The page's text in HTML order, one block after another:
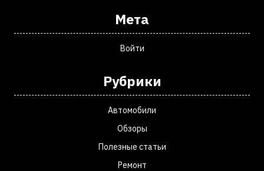
Мета
Войти
Рубрики
Автомобили
Обзоры
Полезные статьи
Ремонт